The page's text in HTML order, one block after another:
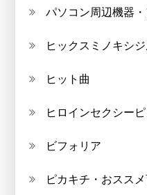
パソコン周辺機器
ヒックスミノキシ
ヒット曲
ヒロインセクシー
ビフォリア
ピカキチ・おスス